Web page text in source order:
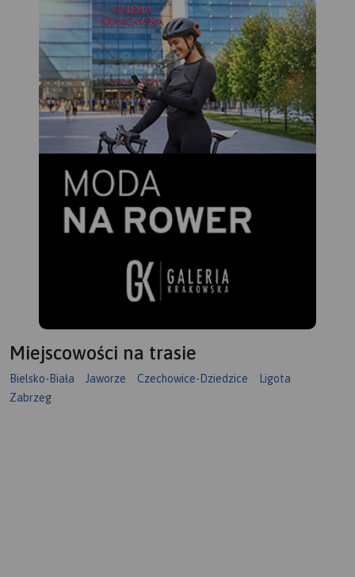
obiekty noclegowe, a także
pozostałe informacje
niezbędne turyście podczas
wędrówek górskich.
m.in. rzeźbę terenu, sieć dróg (w
tym nazw ulic), zabudowę, a
także treści turystyczne – szlaki
turystyczne, bazę noclegową i
gastronomiczną, atrakcje
turystycznye i inne elementy.
Rekomendujemy ją do
uprawiania różnych form
turystyki, także dla osób
zmotoryzowanych. Mapę offline
Miejscowości na trasie
Bielsko-Biała Jaworze Czechowice-Dziedzice
Ligota
Zabrzeg